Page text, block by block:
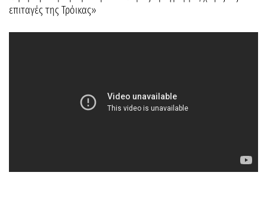
επιταγές της Τρόικας»